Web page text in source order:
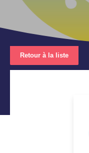
Retour à la liste